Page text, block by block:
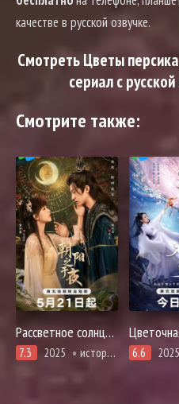
качестве в русской озвучке.
Смотреть Цветы
сериал с
Смотрите также:
Рассветное солнце в ночи
7.3 2025 история, романтика, сянься, фэнтези 6.6 2025